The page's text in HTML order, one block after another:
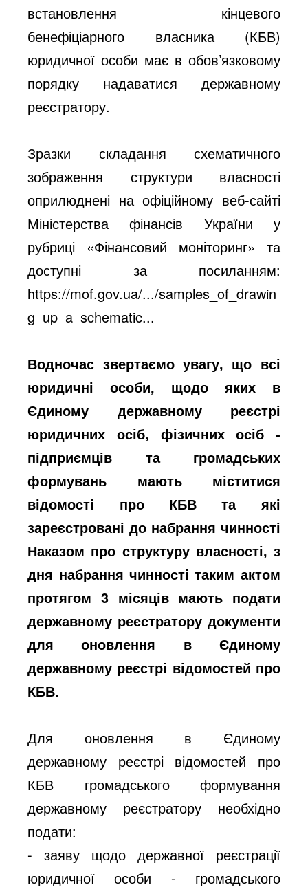
встановлення кінцевого
бенефіціарного власника (КБВ)
юридичної особи має в обов’язковому
порядку надаватися державному
реєстратору.
Зразки складання схематичного
зображення структури власності
оприлюднені на офіційному веб-сайті
Міністерства фінансів України у
рубриці «Фінансовий моніторинг» та
доступні за посиланням:
https://mof.gov.ua/.../samples_of_drawin
g_up_a_schematic...
Водночас звертаємо увагу, що всі
юридичні особи, щодо яких в
Єдиному державному реєстрі
юридичних осіб, фізичних осіб -
підприємців та громадських
формувань мають міститися
відомості про КБВ та які
зареєстровані до набрання чинності
Наказом про структуру власності, з
дня набрання чинності таким актом
протягом 3 місяців мають подати
державному реєстратору документи
для оновлення в Єдиному
державному реєстрі відомостей про
КБВ.
Для оновлення в Єдиному
державному реєстрі відомостей про
КБВ громадського формування
державному реєстратору необхідно
подати:
- заяву щодо державної реєстрації
юридичної особи - громадського